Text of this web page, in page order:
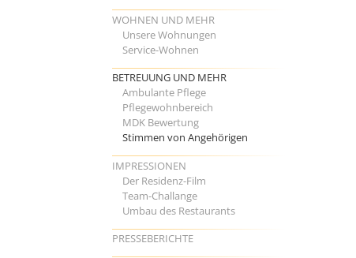
WOHNEN UND MEHR
Unsere Wohnungen
Service-Wohnen
BETREUUNG UND MEHR
Ambulante Pflege
Pflegewohnbereich
MDK Bewertung
Stimmen von Angehörigen
IMPRESSIONEN
Der Residenz-Film
Team-Challange
Umbau des Restaurants
PRESSEBERICHTE